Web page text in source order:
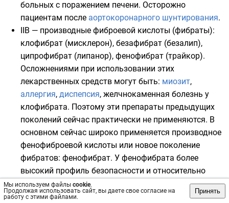
Мы используем файлы cookie.
Продолжая использовать сайт, вы даете свое согласие на
работу с этими файлами.
Принять
больных с поражением печени. Осторожно
пациентам после аортокоронарного шунтирования.
IIB — производные фиброевой кислоты (фибраты):
клофибрат (мисклерон), безафибрат (безалип),
ципрофибрат (липанор), фенофибрат (трайкор).
Осложнениями при использовании этих
лекарственных средств могут быть: миозит,
аллергия, диспепсия, желчнокаменная болезнь у
клофибрата. Поэтому эти препараты предыдущих
поколений сейчас практически не применяются. В
основном сейчас широко применяется производное
фенофиброевой кислоты или новое поколение
фибратов: фенофибрат. У фенофибрата более
высокий профиль безопасности и относительно
низкая частота побочных эффектов. Наиболее
эффективно применять фенофибрат при лечении